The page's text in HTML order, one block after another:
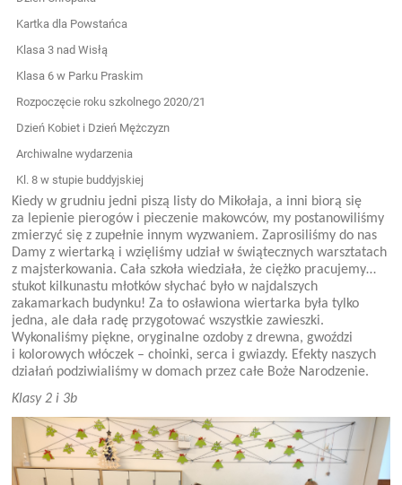
Kartka dla Powstańca
Klasa 3 nad Wisłą
Klasa 6 w Parku Praskim
Rozpoczęcie roku szkolnego 2020/21
Dzień Kobiet i Dzień Mężczyzn
Archiwalne wydarzenia
Kl. 8 w stupie buddyjskiej
Kiedy w grudniu jedni piszą listy do Mikołaja, a inni biorą się
za lepienie pierogów i pieczenie makowców, my postanowiliśmy
zmierzyć się z zupełnie innym wyzwaniem. Zaprosiliśmy do nas
Damy z wiertarką i wzięliśmy udział w świątecznych warsztatach
z majsterkowania. Cała szkoła wiedziała, że ciężko pracujemy…
stukot kilkunastu młotków słychać było w najdalszych
zakamarkach budynku! Za to osławiona wiertarka była tylko
jedna, ale dała radę przygotować wszystkie zawieszki.
Wykonaliśmy piękne, oryginalne ozdoby z drewna, gwoździ
i kolorowych włóczek – choinki, serca i gwiazdy. Efekty naszych
działań podziwialiśmy w domach przez całe Boże Narodzenie.
Klasy 2 i 3b